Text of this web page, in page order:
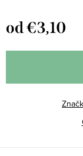
od€3,10
cena: